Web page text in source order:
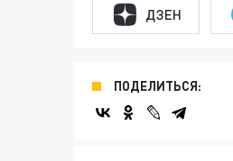
ДЗЕН
ПОДЕЛИТЬСЯ: